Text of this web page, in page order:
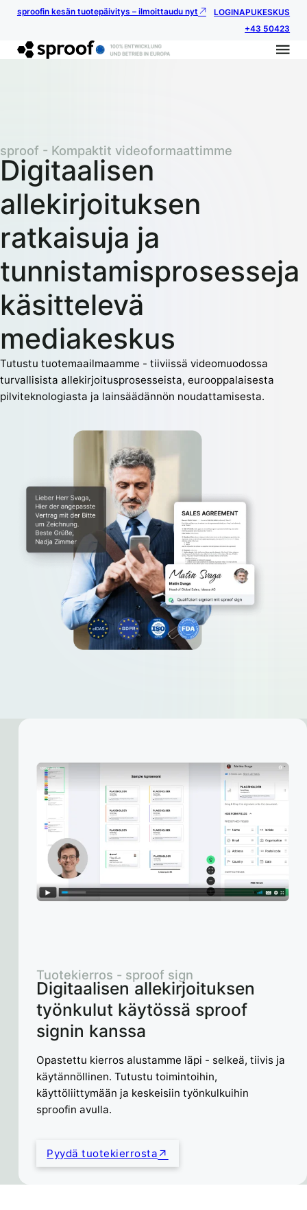
sproofin kesän tuotepäivitys – ilmoittaudu nyt LOGINAPUKESKUS
+43 50423
Digitaalisen
allekirjoituksen
ratkaisuja ja
tunnistamisprosesseja
käsittelevä
mediakeskus
sproof - Kompaktit videoformaattimme
Tutustu tuotemaailmaamme - tiiviissä videomuodossa
turvallisista allekirjoitusprosesseista, eurooppalaisesta
pilviteknologiasta ja lainsäädännön noudattamisesta.
Digitaalisen allekirjoituksen
työnkulut käytössä sproof
signin kanssa
Tuotekierros - sproof sign
Opastettu kierros alustamme läpi - selkeä, tiivis ja
käytännöllinen. Tutustu toimintoihin,
käyttöliittymään ja keskeisiin työnkulkuihin
sproofin avulla.
Pyydä tuotekierrosta